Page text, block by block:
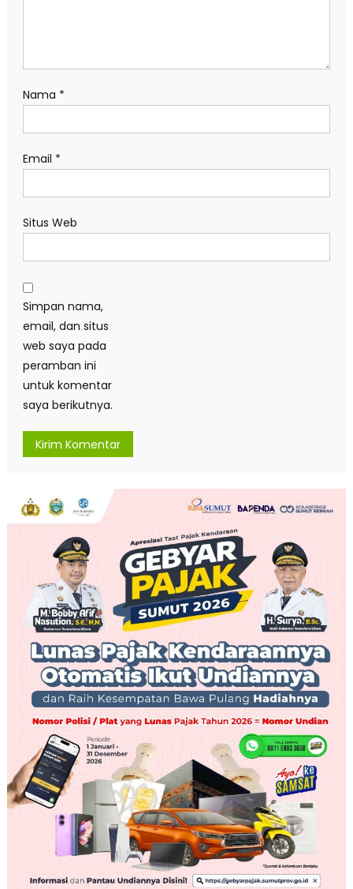
Nama *
Email *
Situs Web
Simpan nama,
email, dan situs
web saya pada
peramban ini
untuk komentar
saya berikutnya.